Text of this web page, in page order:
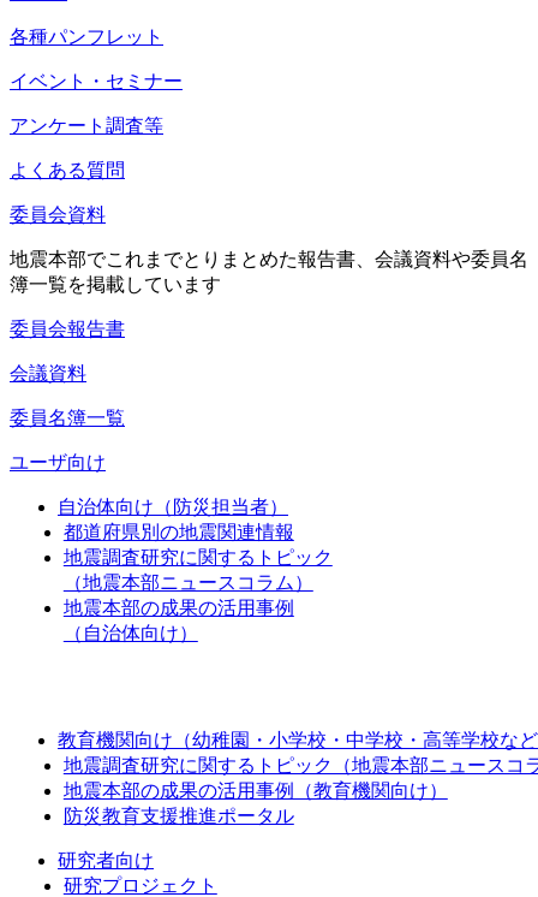
各種パンフレット
イベント・セミナー
アンケート調査等
よくある質問
委員会資料
地震本部でこれまでとりまとめた報告書、会議資料や委員名
簿一覧を掲載しています
委員会報告書
会議資料
委員名簿一覧
ユーザ向け
自治体向け（防災担当者）
都道府県別の地震関連情報
地震調査研究に関するトピック
（地震本部ニュースコラム）
地震本部の成果の活用事例
（自治体向け）
教育機関向け（幼稚園・小学校・中学校・高等学校な
地震調査研究に関するトピック（地震本部ニュースコ
地震本部の成果の活用事例（教育機関向け）
防災教育支援推進ポータル
研究者向け
研究プロジェクト